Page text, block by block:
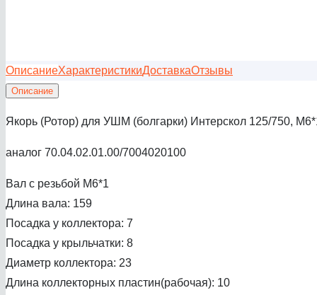
ОписаниеХарактеристикиДоставкаОтзывы
Описание
Якорь (Ротор) для УШМ (болгарки) Интерскол 125/750,
аналог 70.04.02.01.00/7004020100
Вал с резьбой М6*1
Длина вала: 159
Посадка у коллектора: 7
Посадка у крыльчатки: 8
Диаметр коллектора: 23
Длина коллекторных пластин(рабочая): 10